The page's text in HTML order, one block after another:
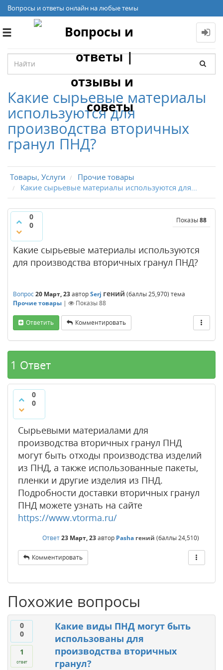
Вопросы и ответы онлайн на любые темы
Toggle
Какие сырьевые материалы
используются для
производства вторичных
гранул ПНД?
Товары, Услуги
Прочие товары
Какие сырьевые материалы используются для...
0
0
Показы88
Какие сырьевые материалы используются
для производства вторичных гранул ПНД?
Вопрос20 Март, 23авторSerj гений (баллы25,970) тема
Прочие товары | Показы88
Ответить Комментировать
1 Ответ
0
0
Сырьевыми материалами для
производства вторичных гранул ПНД
могут быть отходы производства изделий
из ПНД, а также использованные пакеты,
пленки и другие изделия из ПНД.
Подробности доставки вторичных гранул
ПНД можете узнать на сайте
https://www.vtorma.ru/
Ответ23 Март, 23автор Pasha гений (баллы24,510)
Комментировать
Похожие вопросы
0
0
1
ответ
Какие виды ПНД могут быть
использованы для
производства вторичных
гранул?